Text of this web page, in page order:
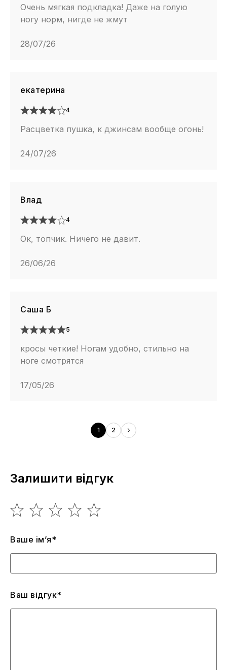
Очень мягкая подкладка! Даже на голую
ногу норм, нигде не жмут
28/07/26
екатерина
4
Расцветка пушка, к джинсам вообще огонь!
24/07/26
Влад
4
Ок, топчик. Ничего не давит.
26/06/26
Саша Б
5
кросы четкие! Ногам удобно, стильно на
ноге смотрятся
17/05/26
1 2
Залишити відгук
Ваше ім’я*
Ваш відгук*